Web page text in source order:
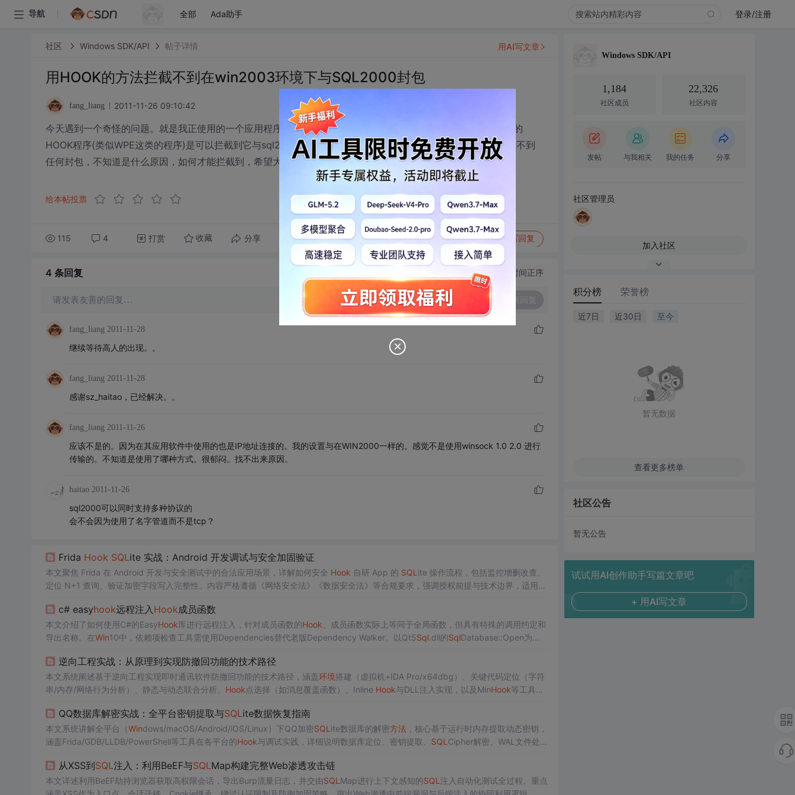
导航 全部 Ada助手 登录/注册
社区 Windows SDK/API 帖子详情
用HOOK的方法拦截不到在win2003环境下与SQL2000封包
fang_liang 2011-11-26 09:10:42
今天遇到一个奇怪的问题。就是我正使用的一个应用程序，它是用VC开发的，在win2000server下我使用自己写的
HOOK程序(类似WPE这类的程序)是可以拦截到它与sql2000的通讯封包的。但在win2003server环境下，却拦截不到
任何封包，不知道是什么原因，如何才能拦截到，希望大侠们给点建议和方案，谢谢各位了。分少，望不要嫌弃。
给本帖投票
115 4 打赏 收藏 分享 转发到动态 举报 写回复
用AI写文章
4 条回复 切换为时间正序
请发表友善的回复…
fang_liang 2011-11-28
继续等待高人的出现。。
fang_liang 2011-11-28
感谢sz_haitao，已经解决。。
fang_liang 2011-11-26
应该不是的。因为在其应用软件中使用的也是IP地址连接的。我的设置与在WIN2000一样的。感觉不是使用winsock 1.0 2.0 进行
传输的。不知道是使用了哪种方式。很郁闷。找不出来原因。
haitao 2011-11-26
sql2000可以同时支持多种协议的
会不会因为使用了名字管道而不是tcp？
Frida Hook SQLite 实战：Android 开发调试与安全加固验证
本文聚焦 Frida 在 Android 开发与安全测试中的合法应用场景，详解如何安全 Hook 自研 App 的 SQL ite 操作流程，包括监控增删改查、
定位 N+1 查询、验证加密字段写入完整性。内容严格遵循《网络安全法》《数据安全法》等合规要求，强调授权前提与技术边界，适用于
c# easyhook远程注入 Hook成员函数
本文介绍了如何使用C#的EasyHook库进行远程注入，针对成员函数的Hook 。成员函数实际上等同于全局函数，但具有特殊的调用约定和
导出名称。在Win10中，依赖项检查工具需使用Dependencies替代老版Dependency Walker。以Qt5Sql.dll的SqlDatabase::Open为
逆向工程实战：从原理到实现防撤回功能的技术路径
本文系统阐述基于逆向工程实现即时通讯软件防撤回功能的技术路径，涵盖环境搭建（虚拟机+IDA Pro/x64dbg）、关键代码定位（字符
串/内存/网络行为分析）、静态与动态联合分析、 Hook点选择（如消息覆盖函数）、Inline Hook与DLL注入实现，以及MinHook等工具应
QQ数据库解密实战：全平台密钥提取与SQLite数据恢复指南
本文系统讲解全平台（Windows/macOS/Android/iOS/Linux）下QQ加密SQL ite数据库的解密方法，核心基于运行时内存提取动态密钥，
涵盖Frida/GDB/LLDB/PowerShell等工具在各平台的Hook与调试实践，详细说明数据库定位、密钥提取、 SQL Cipher解密、WAL文件处理
从XSS到SQL注入：利用BeEF与SQLMap构建完整Web渗透攻击链
本文详述利用BeEF劫持浏览器获取高权限会话，导出Burp流量日志，并交由SQL Map进行上下文感知的SQL 注入自动化测试全过程。重点
Windows SDK/API
1,184
社区成员
22,326
社区内容
发帖 与我相关 我的任务 分享
社区管理员
加入社区
积分榜 荣誉榜
近7日 近30日 至今
暂无数据
查看更多榜单
社区公告
暂无公告
试试用AI创作助手写篇文章吧
+ 用AI写文章